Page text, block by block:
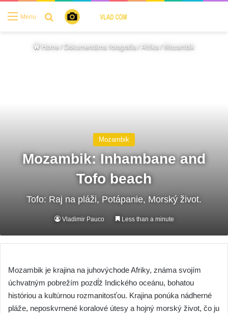
Menu Search for
Home / Dokumentárna fotografia / Afrika / Mozambik
Mozambik
Mozambik: Inhambane and
Tofo beach
Tofo: Raj na pláži, Potápanie, Morský život.
Vladimir Pauco Less than a minute
Mozambik je krajina na juhovýchode Afriky, známa svojím
úchvatným pobrežím pozdĺž Indického oceánu, bohatou
históriou a kultúrnou rozmanitosťou. Krajina ponúka nádherné
pláže, neposkvrnené koralové útesy a hojný morský život, čo ju